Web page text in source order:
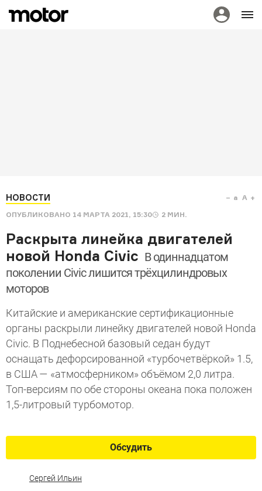
НОВОСТИ
ОПУБЛИКОВАНО 14 МАРТА 2021, 15:30 2 МИН.
a A
Раскрыта линейка двигателей
новой Honda Civic В одиннадцатом
поколении Civic лишится трёхцилиндровых
моторов
Китайские и американские сертификационные
органы раскрыли линейку двигателей новой Honda
Civic. В Поднебесной базовый седан будут
оснащать дефорсированной «турбочетвёркой» 1.5,
в США — «атмосферником» объёмом 2,0 литра.
Топ-версиям по обе стороны океана пока положен
1,5-литровый турбомотор.
Обсудить
Сергей Ильин